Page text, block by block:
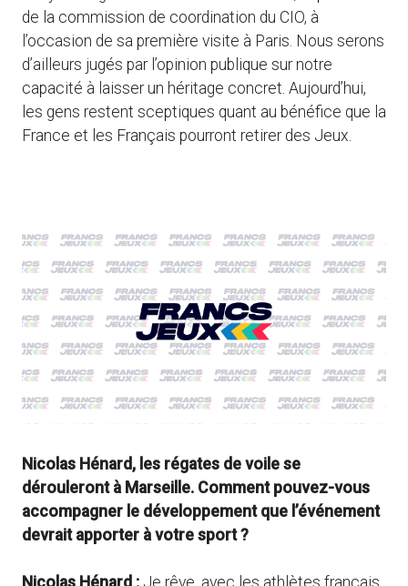
de la commission de coordination du CIO, à
l’occasion de sa première visite à Paris. Nous serons
d’ailleurs jugés par l’opinion publique sur notre
capacité à laisser un héritage concret. Aujourd’hui,
les gens restent sceptiques quant au bénéfice que la
France et les Français pourront retirer des Jeux.
Nicolas Hénard, les régates de voile se
dérouleront à Marseille. Comment pouvez-vous
accompagner le développement que l’événement
devrait apporter à votre sport ?